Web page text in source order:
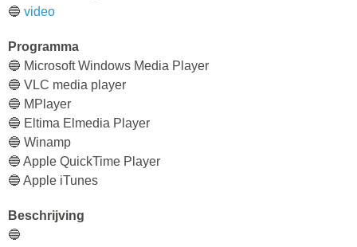
🔵 video
Programma
🔵 Microsoft Windows Media Player
🔵 VLC media player
🔵 MPlayer
🔵 Eltima Elmedia Player
🔵 Winamp
🔵 Apple QuickTime Player
🔵 Apple iTunes
Beschrijving
🔵